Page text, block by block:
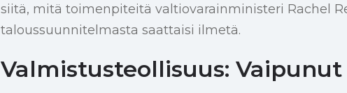
siitä, mitä toimenpiteitä valtiovarainministeri Rachel
taloussuunnitelmasta saattaisi ilmetä.
Valmistusteollisuus: